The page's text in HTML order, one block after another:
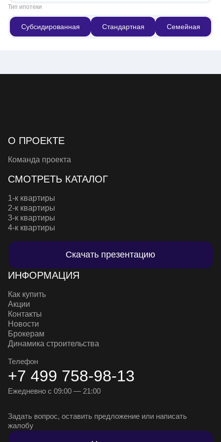
Тип ипотеки
Субсидированная Стандартная Семейная
О ПРОЕКТЕ
Команда проекта
СМОТРЕТЬ КАТАЛОГ
1-к квартиры
2-к квартиры
3-к квартиры
4-к квартиры
Скачать презентацию
ИНФОРМАЦИЯ
Как купить
Акции
Контакты
Новости
Брокерам
Динамика строительства
Телефон
+7 499 758-98-13
Ежедневно с 09:00 — 21:00
Задать вопрос, оставить предложение или написать
жалобу